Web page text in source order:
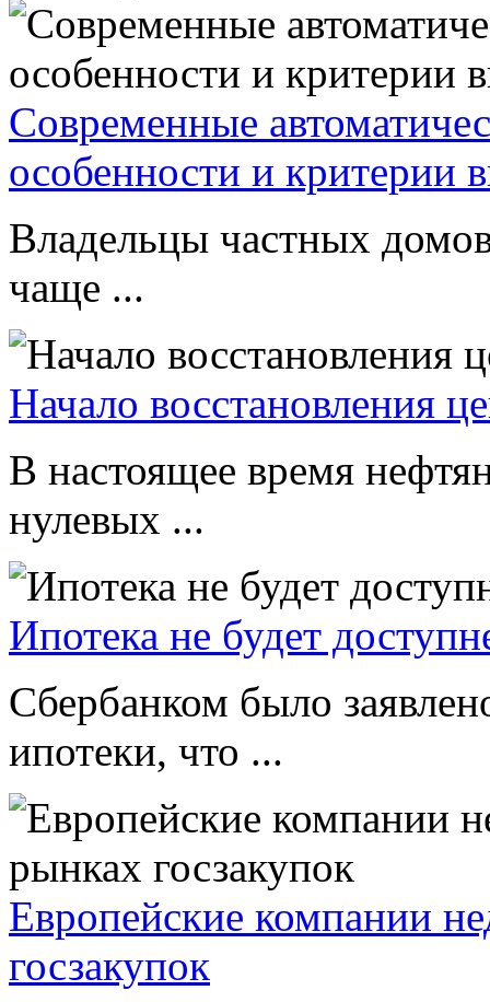
Современные
особенности и критерии
Владельцы частных
чаще ...
Начало восстановления
В настоящее время
нулевых ...
Ипотека не будет
Сбербанком было
ипотеки, что ...
Европейские компании
госзакупок